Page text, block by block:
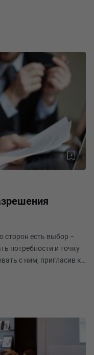
перег
сторон есть выбор –
потребности и точку
с ним, пригласив к